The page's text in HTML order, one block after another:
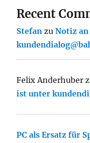
Recent
Stefan zuNotiz
Felix Anderhuber
ist unter
PC als Ersatz für